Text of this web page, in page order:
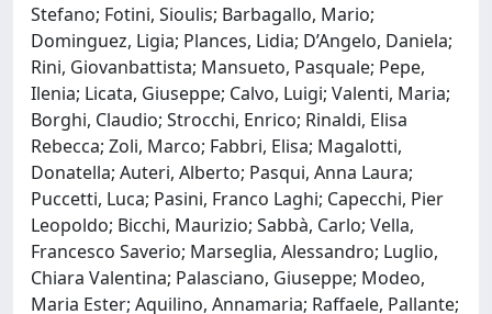
Stefano; Fotini, Sioulis; Barbagallo, Mario;
Dominguez, Ligia; Plances, Lidia; D’Angelo, Daniela;
Rini, Giovanbattista; Mansueto, Pasquale; Pepe,
Ilenia; Licata, Giuseppe; Calvo, Luigi; Valenti, Maria;
Borghi, Claudio; Strocchi, Enrico; Rinaldi, Elisa
Rebecca; Zoli, Marco; Fabbri, Elisa; Magalotti,
Donatella; Auteri, Alberto; Pasqui, Anna Laura;
Puccetti, Luca; Pasini, Franco Laghi; Capecchi, Pier
Leopoldo; Bicchi, Maurizio; Sabbà, Carlo; Vella,
Francesco Saverio; Marseglia, Alessandro; Luglio,
Chiara Valentina; Palasciano, Giuseppe; Modeo,
Maria Ester; Aquilino, Annamaria; Raffaele, Pallante;